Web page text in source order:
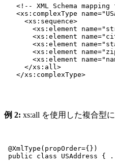
<!-- XML Schema mapping
<xs:complexType
     <xs:sequence>
<xs:element
<xs:element
<xs:element
<xs:element
<xs:element
     </xs:all>
   </xs:complexType>
例 2: xs:all を使用した複合型
@XmlType(propOrder={})
public class USAddress {